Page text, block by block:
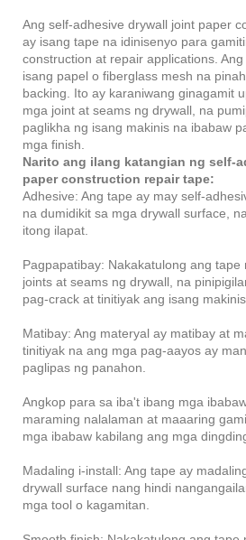
Ang self-adhesive drywall joint paper
ay isang tape na idinisenyo para
construction at repair applications.
isang papel o fiberglass mesh na
backing. Ito ay karaniwang ginagamit
mga joint at seams ng drywall, na
paglikha ng isang makinis na ibabaw
mga finish.
Narito ang ilang katangian ng self-
paper construction repair tape:
Adhesive: Ang tape ay may self-
na dumidikit sa mga drywall surface,
itong ilapat.
Pagpapatibay: Nakakatulong ang tape
joints at seams ng drywall, na
pag-crack at tinitiyak ang isang
Matibay: Ang materyal ay matibay at
tinitiyak na ang mga pag-aayos ay
paglipas ng panahon.
Angkop para sa iba't ibang mga
maraming nalalaman at maaaring
mga ibabaw kabilang ang mga
Madaling i-install: Ang tape ay
drywall surface nang hindi
mga tool o kagamitan.